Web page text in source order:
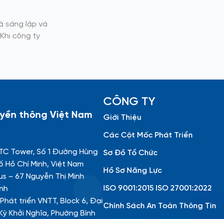
sáng lập và
công ty
thông Việt Nam
Tower, Số 1 Đường Hùng
Hồ Chí Minh, Việt Nam
– 67 Nguyễn Thị Minh
triển VNTT, Block 6, Đại
Khởi Nghĩa, Phường Bình
CÔNG TY
Giới Thiệu
Các Cột Mốc Phát Triển
Sơ Đồ Tổ Chức
Hồ Sơ Năng Lực
ISO 9001:2015 ISO 27001:2022
Chính Sách An Toàn Thông Tin